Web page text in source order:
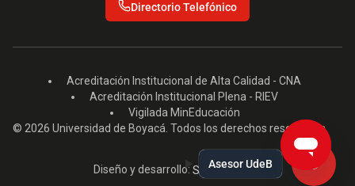
Directorio Telefónico
Acreditación Institucional de Alta Calidad - CNA
Acreditación Institucional Plena - RIEV
Vigilada MinEducación
© 2026 Universidad de Boyacá. Todos los derechos reservados.
Diseño y desarrollo:Seed EM
Asesor UdeB